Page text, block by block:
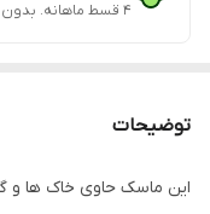
۴ قسط ماهانه. بدون سود، چک و ضامن.
توضیحات
این ماسک حاوی خاک ها و